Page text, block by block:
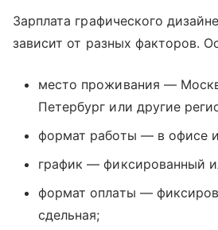
Зарплата графического
зависит от разных факторов.
место проживания —
Петербург или другие
формат работы — в офисе
график — фиксированный
формат оплаты —
сдельная;